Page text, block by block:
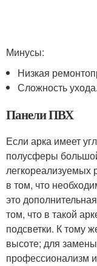
Минусы:
Низкая
Сложность ухода.
Панели ПВХ
Если арка имеет
полусферы
легкореализуемых
в том, что
это
том, что в такой
подсветки. К тому
высоте; для
профессионализм